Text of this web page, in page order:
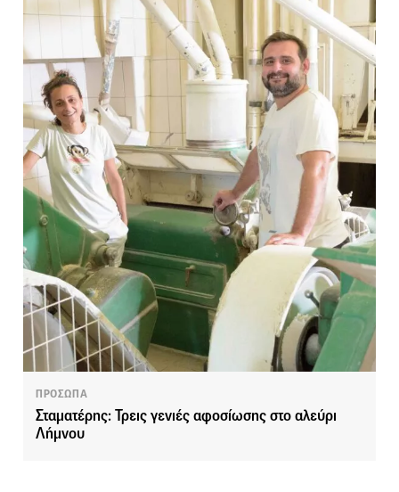
ΠΡΟΣΩΠΑ
Σταματέρης: Τρεις γενιές αφοσίωσης στο αλεύρι
Λήμνου